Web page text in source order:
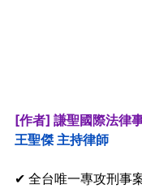
[作者] 謙聖國際法律
王聖傑 主持律師
✔ 全台唯一專攻刑事